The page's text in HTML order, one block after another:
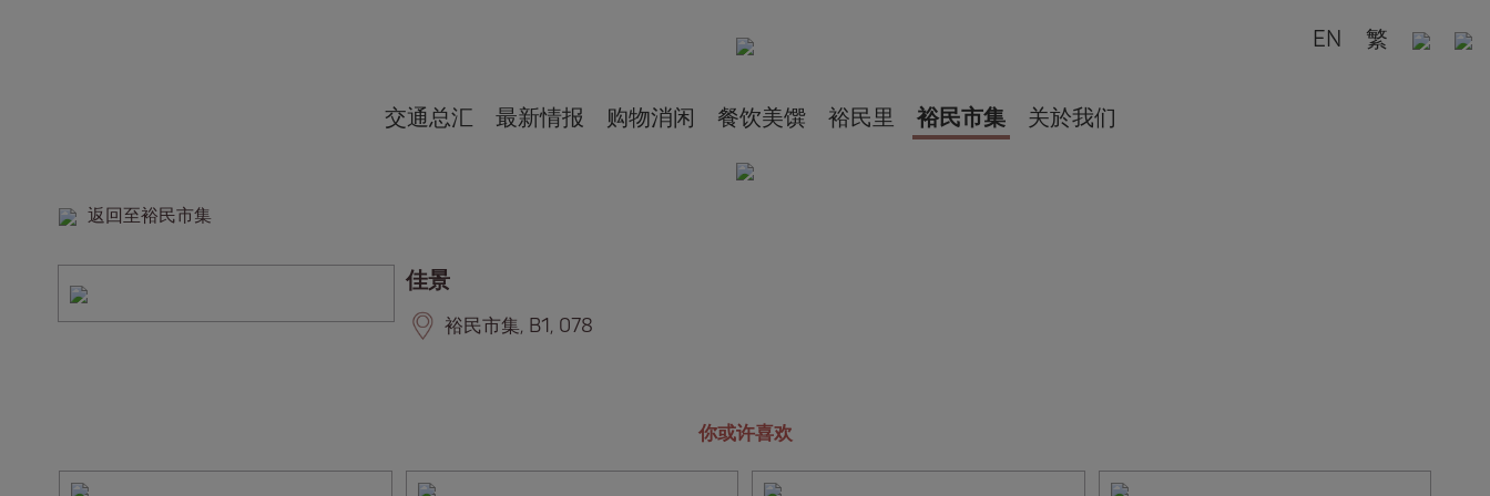
EN 繁
交通总汇 最新情报 购物消闲 餐饮美馔 裕民里 裕民市集 关於我们
返回至裕民市集
佳景
裕民市集, B1, 078
你或许喜欢